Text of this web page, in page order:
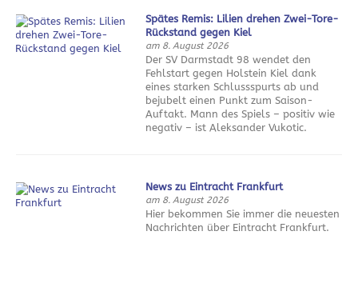
Spätes Remis: Lilien drehen Zwei-Tore-
Rückstand gegen Kiel
am 8. August 2026
Der SV Darmstadt 98 wendet den
Fehlstart gegen Holstein Kiel dank
eines starken Schlussspurts ab und
bejubelt einen Punkt zum Saison-
Auftakt. Mann des Spiels – positiv wie
negativ – ist Aleksander Vukotic.
News zu Eintracht Frankfurt
am 8. August 2026
Hier bekommen Sie immer die neuesten
Nachrichten über Eintracht Frankfurt.